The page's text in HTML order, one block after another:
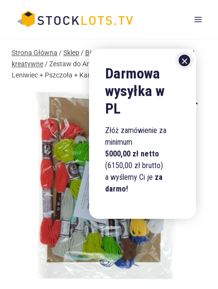
Strona Główna /Sklep/ Biuro i Szkoła
Artykuły plastyczne i
kreatywne/Zestaw do Amigurumi – włóczki DMC UPS 13
Leniwiec + Pszczoła + Kangur + Paw + Ślimak
Złóż zamówienie za
minimum
5000,00 zł netto
(6150,00 zł brutto)
a wyślemy Ci je za
darmo!